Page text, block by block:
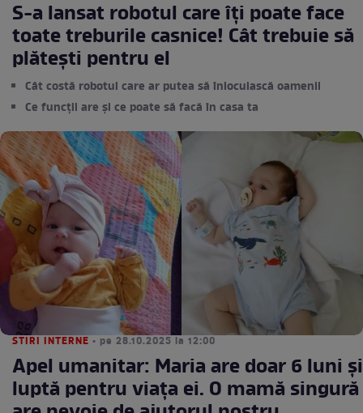
S-a lansat robotul care îți poate face
toate treburile casnice! Cât trebuie să
plătești pentru el
Cât costă robotul care ar putea să înlocuiască oamenii
Ce funcții are și ce poate să facă în casa ta
STIRI INTERNE • pe 28.10.2025 la 12:00
Apel umanitar: Maria are doar 6 luni și
luptă pentru viața ei. O mamă singură